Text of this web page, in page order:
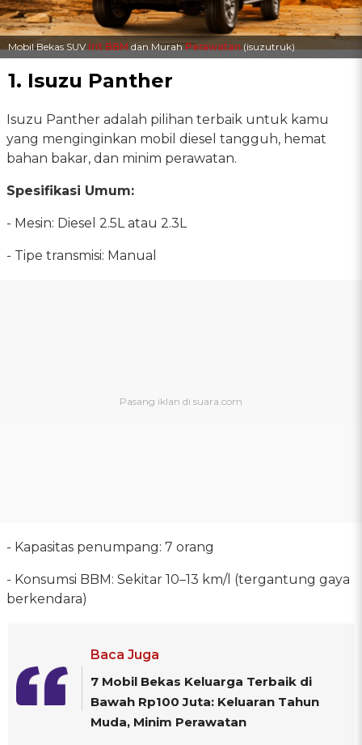
Mobil Bekas SUVIrit BBMdan MurahPerawatan(isuzutruk)
1. Isuzu Panther
Isuzu Panther adalah pilihan terbaik untuk kamu
yang menginginkan mobil diesel tangguh, hemat
bahan bakar, dan minim perawatan.
Spesifikasi Umum:
- Mesin: Diesel 2.5L atau 2.3L
- Tipe transmisi: Manual
- Kapasitas penumpang: 7 orang
- Konsumsi BBM: Sekitar 10–13 km/l (tergantung gaya
berkendara)
Baca Juga
7 Mobil Bekas Keluarga Terbaik di
Bawah Rp100 Juta: Keluaran Tahun
Muda, Minim Perawatan